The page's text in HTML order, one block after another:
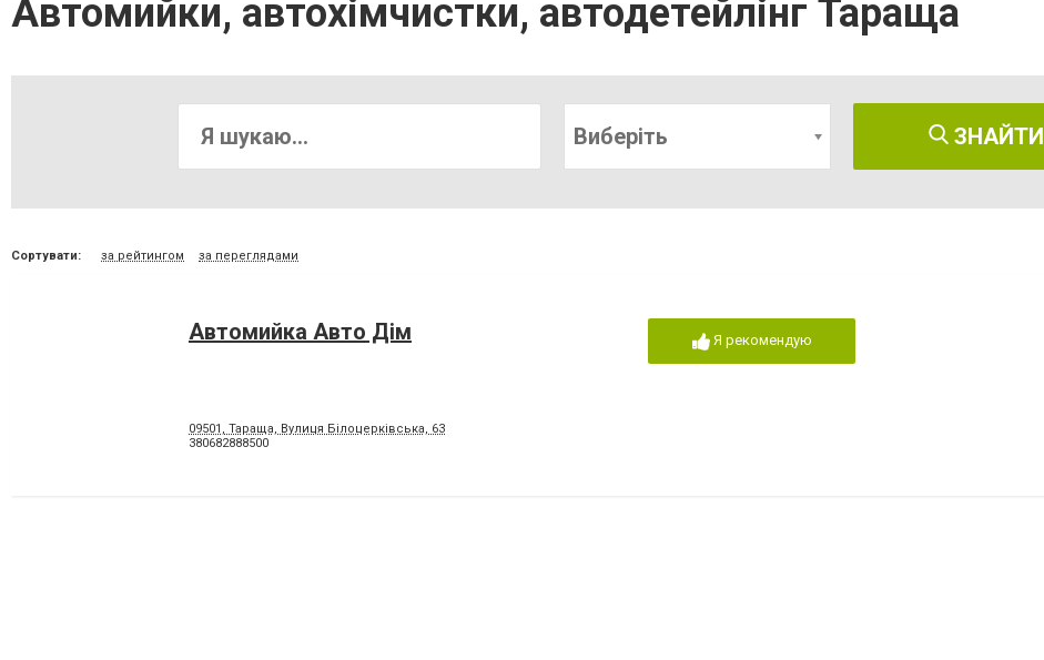
Автомийки, автохімчистки, автодетейлінг Тараща
Виберіть ЗНАЙТИ
Сортувати: за рейтингом за переглядами
Автомийка Авто Дім
09501, Тараща, Вулиця Білоцерківська, 63
380682888500
Я рекомендую